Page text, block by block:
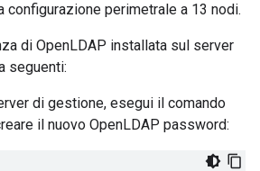
configurazione perimetrale a 13 nodi.
di OpenLDAP installata sul server
seguenti:
di gestione, esegui il comando
il nuovo OpenLDAP password: